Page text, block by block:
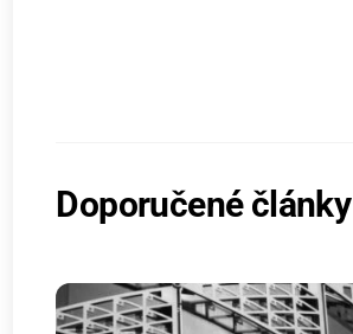
Doporučené články